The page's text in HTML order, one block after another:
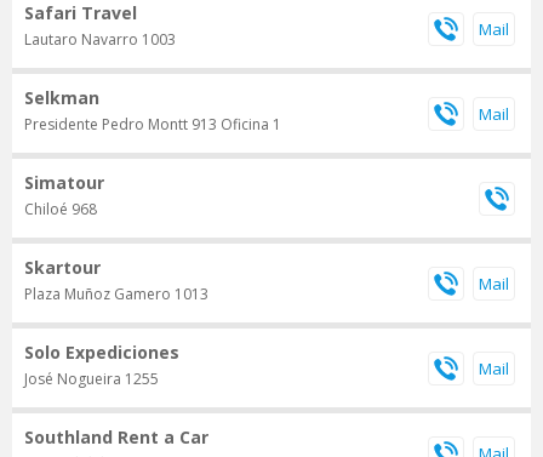
Safari Travel
Lautaro Navarro 1003
Selkman
Presidente Pedro Montt 913 Oficina 1
Simatour
Chiloé 968
Skartour
Plaza Muñoz Gamero 1013
Solo Expediciones
José Nogueira 1255
Southland Rent a Car